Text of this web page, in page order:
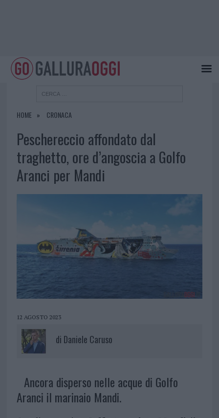
HOME CRONACA
Peschereccio affondato dal
traghetto, ore d’angoscia a Golfo
Aranci per Mandi
12 AGOSTO 2023
di Daniele Caruso
Ancora disperso nelle acque di Golfo
Aranci il marinaio Mandi.